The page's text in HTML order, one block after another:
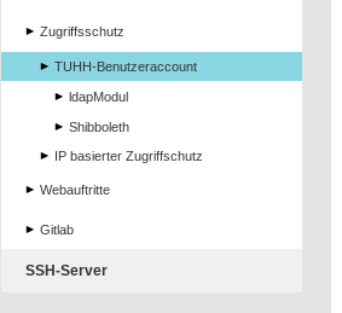
Zugriffsschutz
TUHH-Benutzeraccount
ldapModul
Shibboleth
IP basierter Zugriffschutz
Webauftritte
Gitlab
SSH-Server